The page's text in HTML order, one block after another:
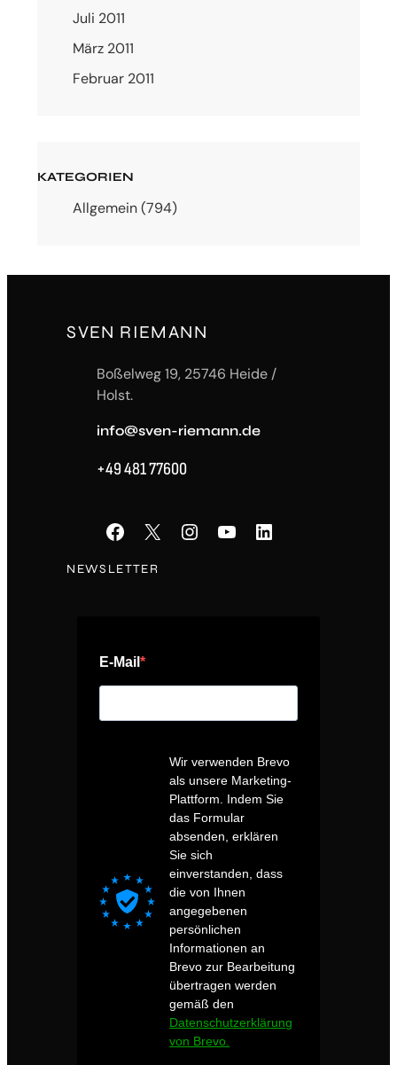
Juli 2011
März 2011
Februar 2011
KATEGORIEN
Allgemein(794)
SVEN RIEMANN
Boßelweg 19, 25746 Heide /
Holst.
info@sven-riemann.de
+49 481 77600
Facebook X Instagram YouTube LinkedIn
NEWSLETTER
E-Mail
Wir verwenden Brevo
als unsere Marketing-
Plattform. Indem Sie
das Formular
absenden, erklären
Sie sich
einverstanden, dass
die von Ihnen
angegebenen
persönlichen
Informationen an
Brevo zur Bearbeitung
übertragen werden
gemäß den
Datenschutzerklärung
von Brevo.